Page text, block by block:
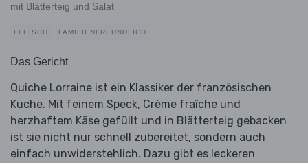
mit Blätterteig und Salat
FLEISCH FAMILIENFREUNDLICH
Das Gericht
Quiche Lorraine ist ein Klassiker der französischen
Küche. Mit feinem Speck, Crème fraîche und
herzhaftem Käse gefüllt und in Blätterteig gebacken
ist sie nicht nur schnell zubereitet, sondern auch
einfach unwiderstehlich. Dazu gibt es leckeren